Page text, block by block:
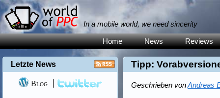
In a mobile world, we need sincerity
Home News Reviews
Tipp:
Geschrieben vonAndreas
Letzte News
Blog